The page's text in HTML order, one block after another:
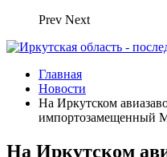
Prev Next
Главная
Новости
На Иркутском
импортозамещенный
На Иркутском